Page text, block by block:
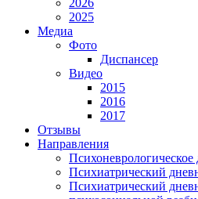
2026
2025
Медиа
Фото
Диспансер
Видео
2015
2016
2017
Отзывы
Направления
Психоневрологическое
Психиатрический
Психиатрический